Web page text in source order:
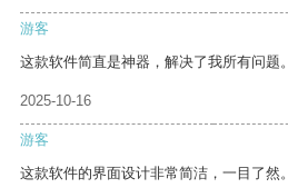
游客
这款软件简直是神器，解决了我所有问题。
2025-10-16
游客
这款软件的界面设计非常简洁，一目了然。